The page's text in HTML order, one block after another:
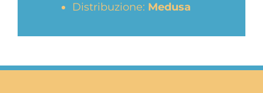
Distribuzione: Medusa